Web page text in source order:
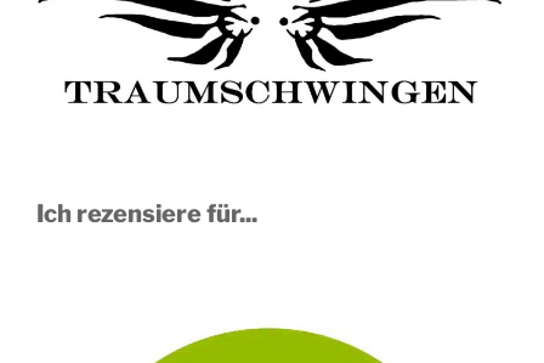
Ich rezensiere für...